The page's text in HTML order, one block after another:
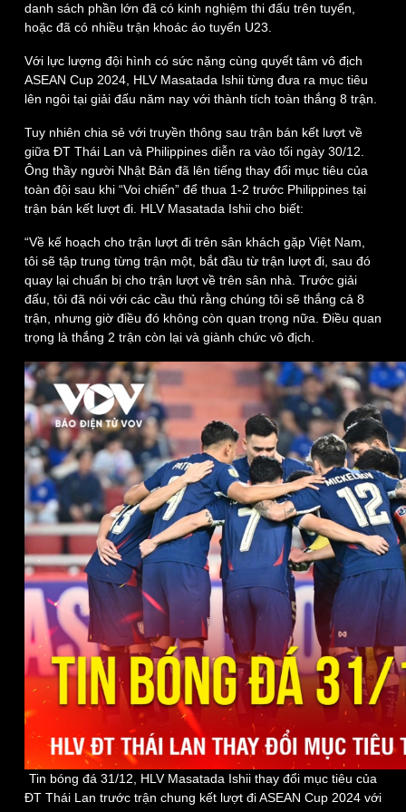
Thế giới
Quan sát
Cuộc sống đó đây
Hồ sơ
Multimedia
Video
Ảnh
E-Magazine
Infographic
Kinh tế
Bất động sản
Khởi nghiệp
Thị trường
Giá vàng
Tiêu dùng
Tỷ giá
Chứng khoán
Giá cà phê
danh sách phần lớn đã có kinh nghiệm thi đấu trên tuyển,
hoặc đã có nhiều trận khoác áo tuyển U23.
Với lực lượng đội hình có sức nặng cùng quyết tâm vô địch
ASEAN Cup 2024, HLV Masatada Ishii từng đưa ra mục tiêu
lên ngôi tại giải đấu năm nay với thành tích toàn thắng 8 trận.
Tuy nhiên chia sẻ với truyền thông sau trận bán kết lượt về
giữa ĐT Thái Lan và Philippines diễn ra vào tối ngày 30/12.
Ông thầy người Nhật Bản đã lên tiếng thay đổi mục tiêu của
toàn đội sau khi “Voi chiến” để thua 1-2 trước Philippines tại
trận bán kết lượt đi. HLV Masatada Ishii cho biết:
“Về kế hoạch cho trận lượt đi trên sân khách gặp Việt Nam,
tôi sẽ tập trung từng trận một, bắt đầu từ trận lượt đi, sau đó
quay lại chuẩn bị cho trận lượt về trên sân nhà. Trước giải
đấu, tôi đã nói với các cầu thủ rằng chúng tôi sẽ thắng cả 8
trận, nhưng giờ điều đó không còn quan trọng nữa. Điều quan
trọng là thắng 2 trận còn lại và giành chức vô địch.
Tin bóng đá 31/12, HLV Masatada Ishii thay đổi mục tiêu của
ĐT Thái Lan trước trận chung kết lượt đi ASEAN Cup 2024 với